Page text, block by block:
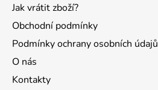
Jak vrátit zboží?
Obchodní podmínky
Podmínky ochrany osobních údajů
O nás
Kontakty